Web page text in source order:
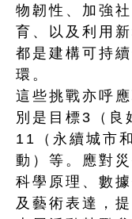
物韌性、加強
育、以及利用
都是建構可持
環。
這些挑戰亦呼
別是目標3（良
11（永續城市
動）等。應對
科學原理、數
及藝術表達，